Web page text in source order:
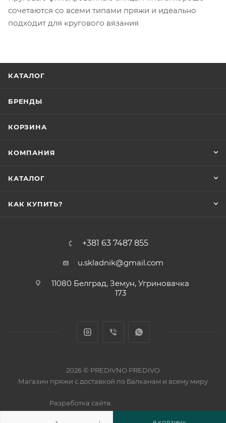
сочетаются со всеми типами пряжи и идеально
подходит для кругового вязания
КАТАЛОГ
БРЕНДЫ
КОРЗИНА
КОМПАНИЯ
КАТАЛОГ
КАК КУПИТЬ?
+381 63 7487 855
u.skladnik@gmail.com
11080 Белград, Земун, Угриновачка
173
2026 © PREDIVNO PREDIVO
Магазин пряжи с доставкой по Балканам и всему миру
Разработка сайта: